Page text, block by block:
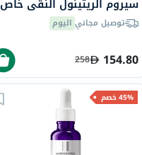
سيروم الريتينول النقي خاص
للتجاعيد العميقة للوجه 30 مل
توصيل مجاني اليوم
154.80
258
45% خصم